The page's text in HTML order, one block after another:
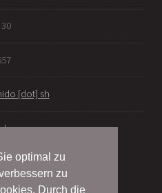
optimal zu
zu
Durch die
[dot] sh